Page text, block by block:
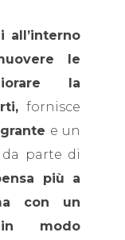
all’interno
le
la
fornisce
e un
parte di
più a
con un
in modo